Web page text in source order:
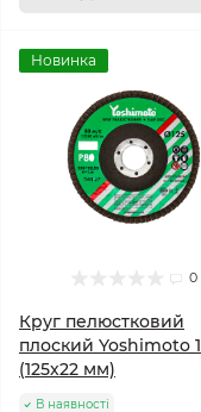
Новинка
0
Круг пелюстковий
плоский Yoshimoto 1
(125х22 мм)
В наявності